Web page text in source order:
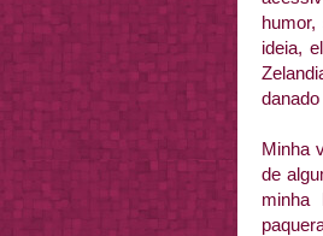
ideia,
Minha
de
minha